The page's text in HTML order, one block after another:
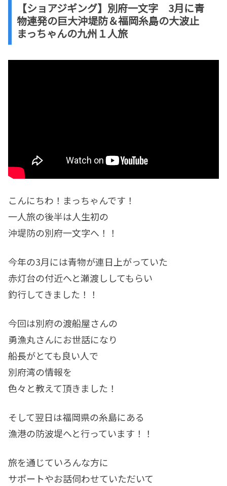
【ショアジギング】別府一文字 3月に青
物連発の巨大沖堤防＆福岡糸島の大波止
まっちゃんの九州１人旅
こんにちわ！まっちゃんです！
一人旅の後半は人生初の
沖堤防の別府一文字へ！！
今年の3月には青物が連日上がっていた
赤灯台の付近へと瀬渡ししてもらい
釣行してきました！！
今回は別府の渡船屋さんの
勇漁丸さんにお世話になり
船長がとても良い人で
別府湾の情報を
色々と教えて頂きました！
そして翌日は福岡県の糸島にある
漁港の防波堤へと行っています！！
旅を通じていろんな方に
サポートやお話伺わせていただいて